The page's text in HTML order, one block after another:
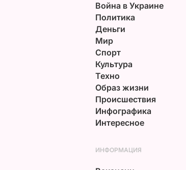
Война в Украине
Политика
Деньги
Мир
Спорт
Культура
Техно
Образ жизни
Происшествия
Инфографика
Интересное
ИНФОРМАЦИЯ